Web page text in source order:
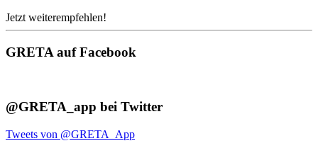
Jetzt weiterempfehlen!
GRETA auf Facebook
@GRETA_app bei Twitter
Tweets von @GRETA_App